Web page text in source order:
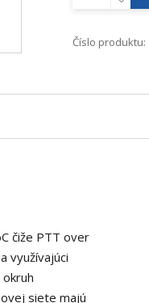
Číslo produktu:
čiže PTT over
využívajúci
siete majú